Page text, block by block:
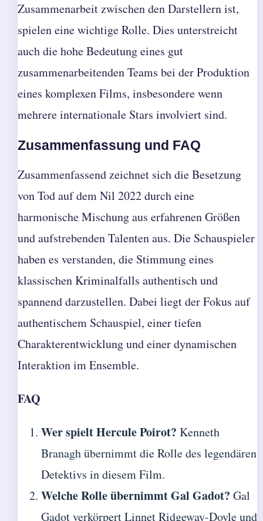
Zusammenarbeit zwischen den Darstellern ist,
spielen eine wichtige Rolle. Dies unterstreicht
auch die hohe Bedeutung eines gut
zusammenarbeitenden Teams bei der Produktion
eines komplexen Films, insbesondere wenn
mehrere internationale Stars involviert sind.
Zusammenfassung und FAQ
Zusammenfassend zeichnet sich die Besetzung
von Tod auf dem Nil 2022 durch eine
harmonische Mischung aus erfahrenen Größen
und aufstrebenden Talenten aus. Die Schauspieler
haben es verstanden, die Stimmung eines
klassischen Kriminalfalls authentisch und
spannend darzustellen. Dabei liegt der Fokus auf
authentischem Schauspiel, einer tiefen
Charakterentwicklung und einer dynamischen
Interaktion im Ensemble.
FAQ
Wer spielt Hercule Poirot? Kenneth
Branagh übernimmt die Rolle des legendären
Detektivs in diesem Film.
Welche Rolle übernimmt Gal Gadot? Gal
Gadot verkörpert Linnet Ridgeway-Doyle und